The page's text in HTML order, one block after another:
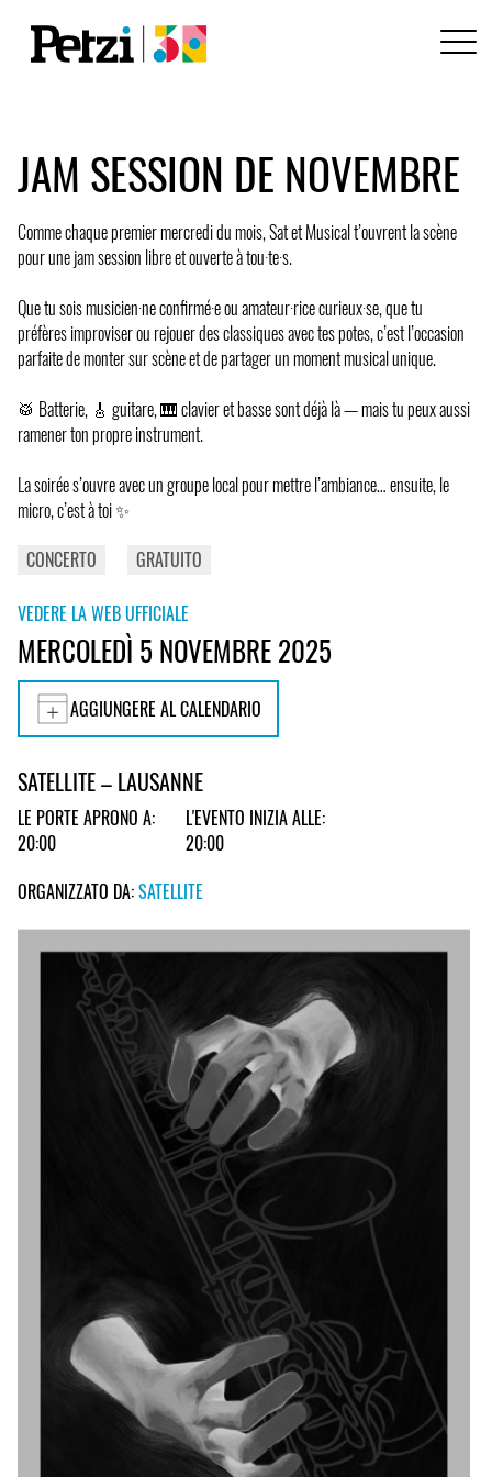
JAM SESSION DE NOVEMBRE
Comme chaque premier mercredi du mois, Sat et Musical t’ouvrent la scène
pour une jam session libre et ouverte à tou·te·s.
Que tu sois musicien·ne confirmé·e ou amateur·rice curieux·se, que tu
préfères improviser ou rejouer des classiques avec tes potes, c’est l’occasion
parfaite de monter sur scène et de partager un moment musical unique.
🥁 Batterie, 🎸 guitare, 🎹 clavier et basse sont déjà là — mais tu peux aussi
ramener ton propre instrument.
La soirée s’ouvre avec un groupe local pour mettre l’ambiance… ensuite, le
micro, c’est à toi ✨
CONCERTO
GRATUITO
VEDERE LA WEB UFFICIALE
MERCOLEDÌ 5 NOVEMBRE 2025
AGGIUNGERE AL CALENDARIO
SATELLITE – LAUSANNE
LE PORTE APRONO A:
20:00
L'EVENTO INIZIA ALLE:
20:00
ORGANIZZATO DA:SATELLITE